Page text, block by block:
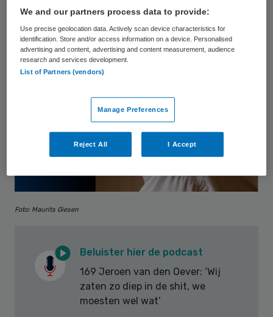
Oever dehighsenlows.
Foto: Maurits Giesen
Beluister hier de podcast
169 Jeroen van den Oever: ‘Wij
zaten zo diep in de shit, we
moesten wel wat’
We and our partners process data to provide:
Use precise geolocation data. Actively scan device characteristics for
identification. Store and/or access information on a device. Personalised
advertising and content, advertising and content measurement, audience
research and services development.
List of Partners (vendors)
Manage Preferences
Reject All I Accept